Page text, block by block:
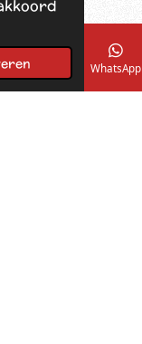
Facebook WhatsApp